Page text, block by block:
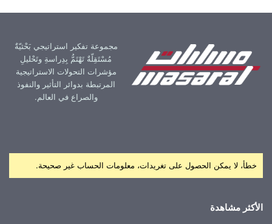
مجموعة تفكير استراتيجي بَحْثيّةٌ
مُسْتَقِلّةٌ تَهْتَمُّ بِدِراسةِ وتَحْليلِ
مؤشرات التحولات الاستراتيجية
المرتبطة بدوائر التأثير والنفوذ
والصراع في العالم.
خطأ، لا يمكن الحصول على تغريدات، معلومات الحساب غير صحيحة.
الأكثر مشاهدة